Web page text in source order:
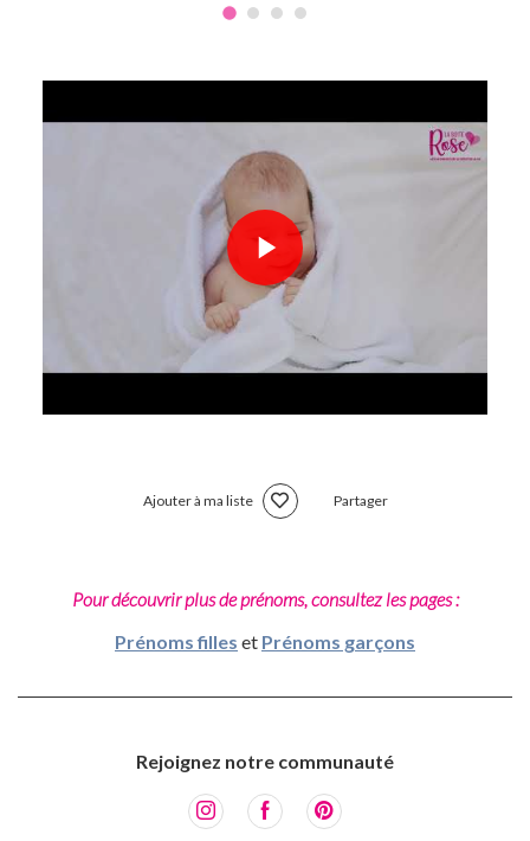
Ajouter à ma liste Partager
Pour découvrir plus de prénoms, consultez les pages :
Prénoms filles et Prénoms garçons
Rejoignez notre communauté